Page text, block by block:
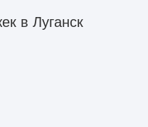
в Луганск